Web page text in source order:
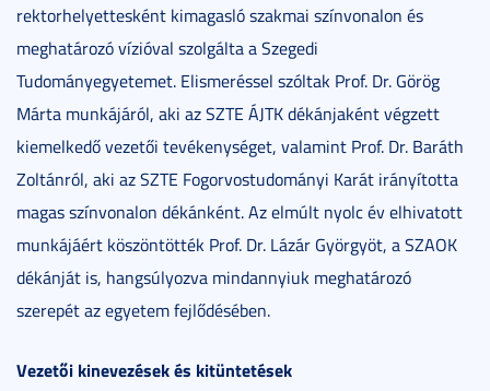
rektorhelyettesként kimagasló szakmai színvonalon és
meghatározó vízióval szolgálta a Szegedi
Tudományegyetemet. Elismeréssel szóltak Prof. Dr. Görög
Márta munkájáról, aki az SZTE ÁJTK dékánjaként végzett
kiemelkedő vezetői tevékenységet, valamint Prof. Dr. Baráth
Zoltánról, aki az SZTE Fogorvostudományi Karát irányította
magas színvonalon dékánként. Az elmúlt nyolc év elhivatott
munkájáért köszöntötték Prof. Dr. Lázár Györgyöt, a SZAOK
dékánját is, hangsúlyozva mindannyiuk meghatározó
szerepét az egyetem fejlődésében.
Vezetői kinevezések és kitüntetések